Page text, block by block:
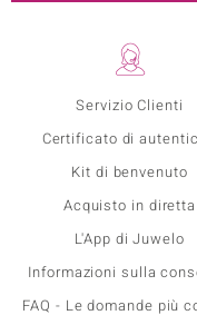
Servizio Clienti
Certificato di
Kit di benvenuto
Acquisto in diretta
L'App di Juwelo
Informazioni sulla
FAQ - Le domande più